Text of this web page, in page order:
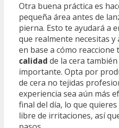
Otra buena práctica es
pequeña área antes de
pierna. Esto te ayudará a
que realmente necesitas y
en base a cómo reaccione
calidad de la cera
importante. Opta por
de cera no tejidas
experiencia sea aún más
final del día, lo que
libre de irritaciones, así